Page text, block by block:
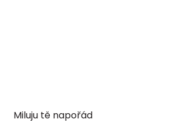
Miluju tě napořád